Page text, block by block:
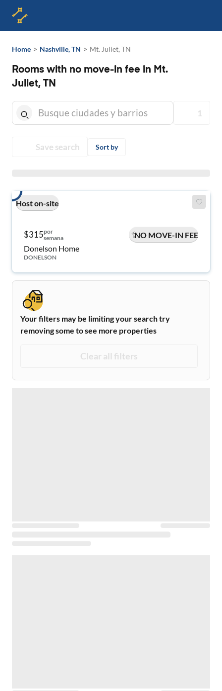
Home > Nashville, TN > Mt. Juliet, TN
Rooms with no move-in fee in Mt.
Juliet, TN
1
Save search Sort by
Host on-site
$315por
semana
NO MOVE-IN FEE
Donelson Home
DONELSON
Your filters may be limiting your search try
removing some to see more properties
Clear all filters